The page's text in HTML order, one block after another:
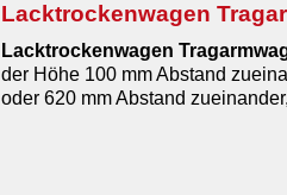
Lacktrockenwagen
Lacktrockenwagen
der Höhe 100 mm Abstand
oder 620 mm Abstand